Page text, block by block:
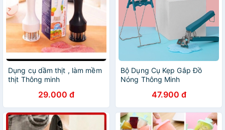
Dụng cụ dầm thịt , làm mềm
thịt Thông minh
29.000 đ
Bộ Dụng Cụ Kẹp Gắp Đồ
Nóng Thông Minh
47.900 đ